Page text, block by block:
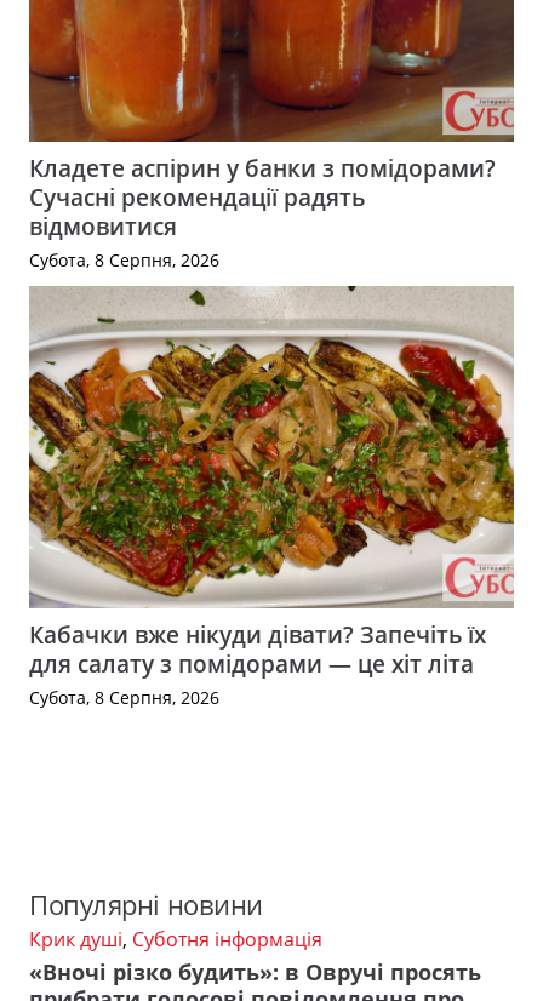
Кладете аспірин у банки з помідорами?
Сучасні рекомендації радять
відмовитися
Субота, 8 Серпня, 2026
Кабачки вже нікуди дівати? Запечіть їх
для салату з помідорами — це хіт літа
Субота, 8 Серпня, 2026
Популярні новини
Крик душі, Суботня інформація
«Вночі різко будить»: в Овручі просять